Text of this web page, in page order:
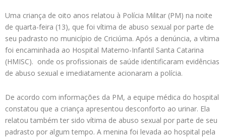
Uma criança de oito anos relatou à Polícia Militar (PM) na noite
de quarta-feira (13), que foi vítima de abuso sexual por parte de
seu padrasto no município de Criciúma. Após a denúncia, a vítima
foi encaminhada ao Hospital Materno-Infantil Santa Catarina
(HMISC). onde os profissionais de saúde identificaram evidências
de abuso sexual e imediatamente acionaram a polícia.
De acordo com informações da PM, a equipe médica do hospital
constatou que a criança apresentou desconforto ao urinar. Ela
relatou também ter sido vítima de abuso sexual por parte de seu
padrasto por algum tempo. A menina foi levada ao hospital pela